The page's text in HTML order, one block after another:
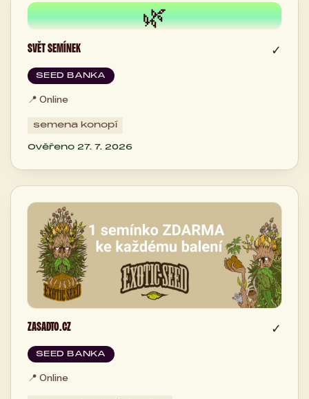
🌿
SVĚT SEMÍNEK ✓
SEED BANKA
📍 Online
semena konopí
Ověřeno 27. 7. 2026
ZASADTO.CZ ✓
SEED BANKA
📍 Online